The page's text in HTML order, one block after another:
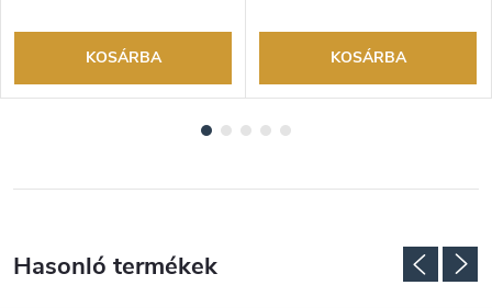
KOSÁRBA KOSÁRBA